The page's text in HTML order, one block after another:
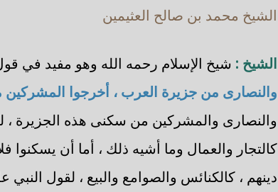
الشيخ محمد بن صالح العثيمين
الشيخ : شيخ الإسلام رحمه الله وهو مفيد في
والنصارى من جزيرة العرب ، أخرجوا
والنصارى والمشركين من سكنى هذه الجزيرة ،
كالتجار والعمال وما أشيه ذلك ، أما أن
دينهم ، كالكنائس والصوامع والبيع ، لقول النبي